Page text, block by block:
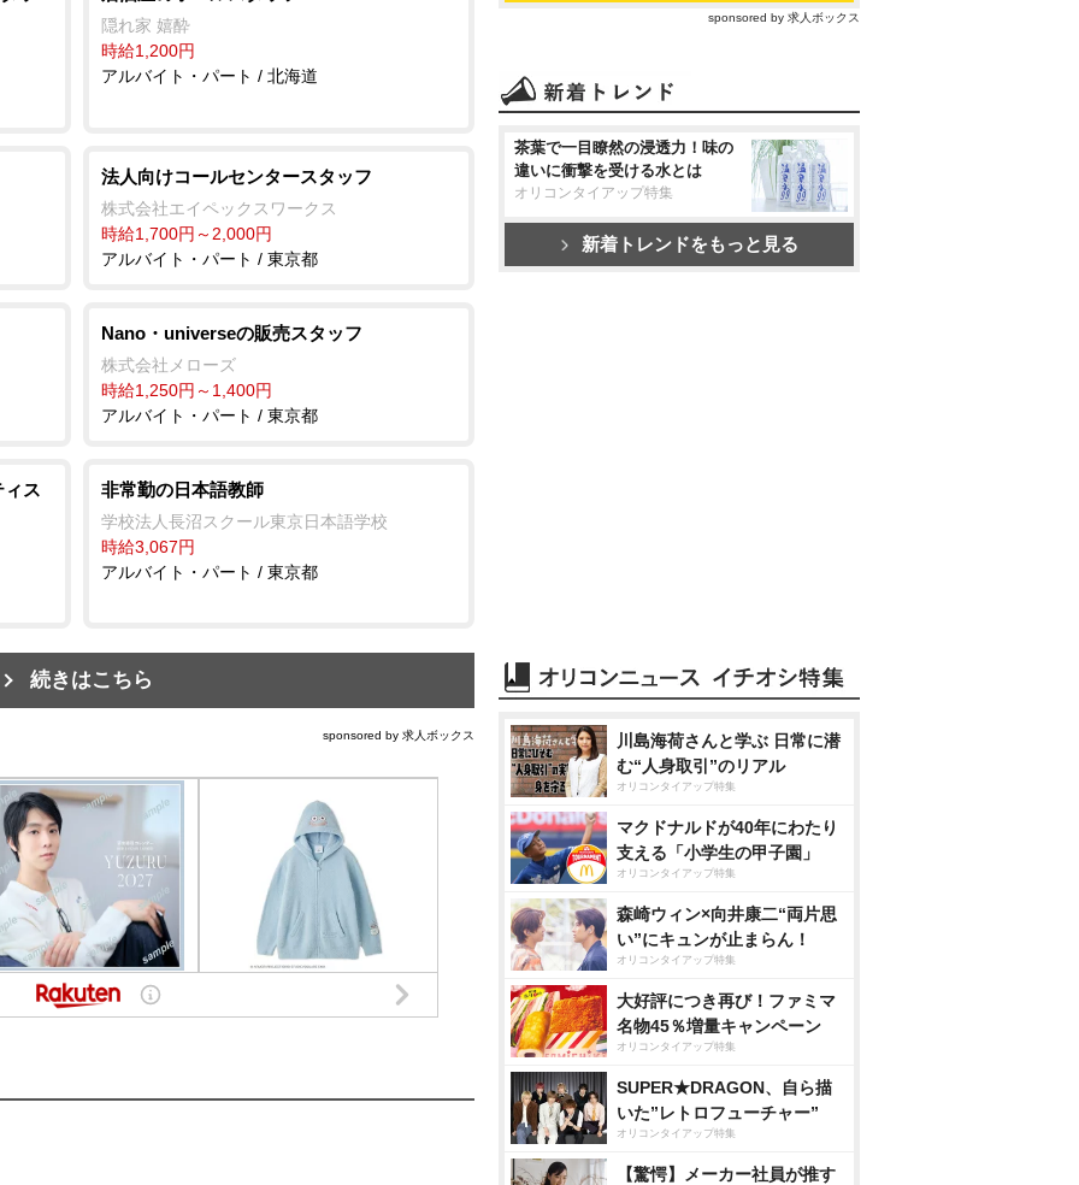
隠れ家 嬉酔
時給1,200円
アルバイト・パート / 北海道
法人向けコールセンタースタッフ
株式会社エイペックスワークス
時給1,700円～2,000円
アルバイト・パート / 東京都
Nano・universeの販売スタッフ
株式会社メローズ
時給1,250円～1,400円
アルバイト・パート / 東京都
ス 非常勤の日本語教師
学校法人長沼スクール東京日本語学校
時給3,067円
アルバイト・パート / 東京都
続きはこちら
sponsored by 求人ボックス
sponsored by 求人ボックス
茶葉で一目瞭然の浸透力！味の
違いに衝撃を受ける水とは
オリコンタイアップ特集
新着トレンドをもっと見る
川島海荷さんと学ぶ 日常に潜
む“人身取引”のリアル
オリコンタイアップ特集
マクドナルドが40年にわたり
支える「小学生の甲子園」
オリコンタイアップ特集
森崎ウィン×向井康二“両片思
い”にキュンが止まらん！
オリコンタイアップ特集
大好評につき再び！ファミマ
名物45％増量キャンペーン
オリコンタイアップ特集
SUPER★DRAGON、自ら描
いた”レトロフューチャー”
オリコンタイアップ特集
【驚愕】メーカー社員が推す